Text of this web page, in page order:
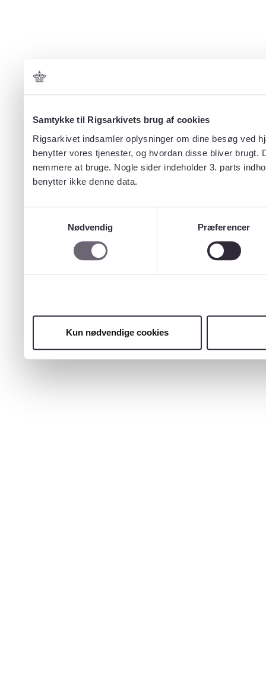
Samtykke til Rigsarkivets brug af cookies
Rigsarkivet indsamler oplysninger om dine besøg ved
benytter vores tjenester, og hvordan disse bliver
nemmere at bruge. Nogle sider indeholder 3. parts
benytter ikke denne data.
Nødvendig
Præferencer
Kun nødvendige cookies